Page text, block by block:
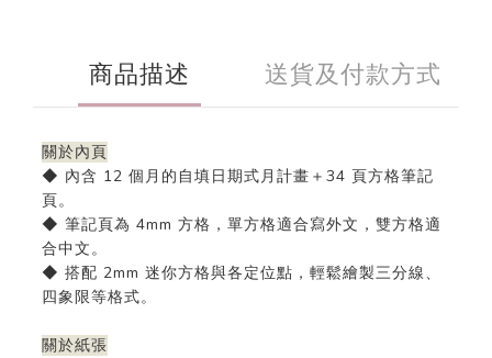
商品描述 送貨及付款方式
關於內頁
◆ 內含 12 個月的自填日期式月計畫＋34 頁方格筆記
頁。
◆ 筆記頁為 4mm 方格，單方格適合寫外文，雙方格適
合中文。
◆ 搭配 2mm 迷你方格與各定位點，輕鬆繪製三分線、
四象限等格式。
關於紙張